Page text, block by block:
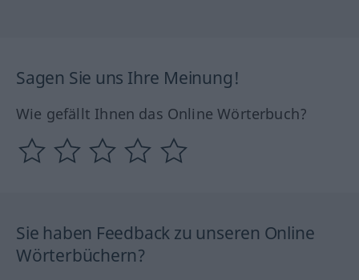
Sagen Sie uns Ihre Meinung!
Wie gefällt Ihnen das Online Wörterbuch?
Sie haben Feedback zu unseren Online
Wörterbüchern?